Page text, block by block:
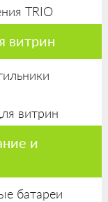
TRIO
витрин
витрин
и
батареи